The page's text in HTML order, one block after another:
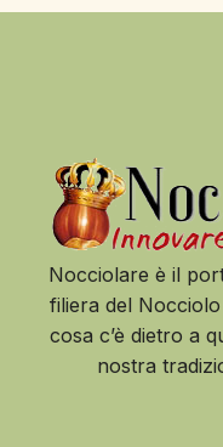
Nocciolare è il
filiera del
cosa c’è dietro a
nostra